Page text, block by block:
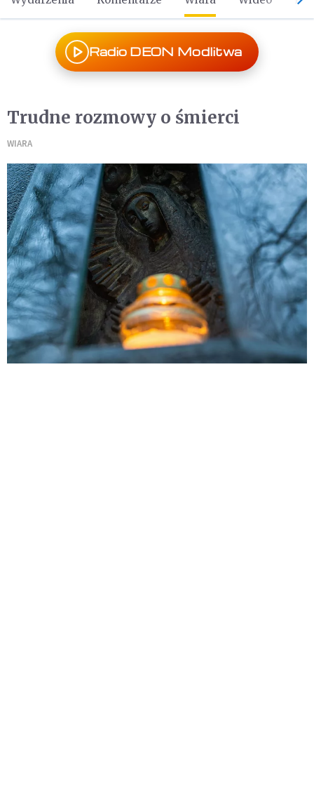
Radio DEON Modlitwa
Trudne rozmowy o śmierci
WIARA